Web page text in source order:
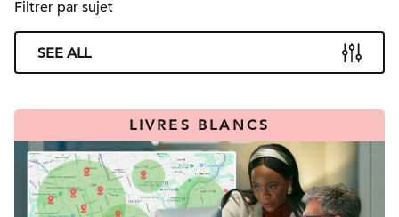
Filtrer par sujet
SEE ALL
LIVRES BLANCS